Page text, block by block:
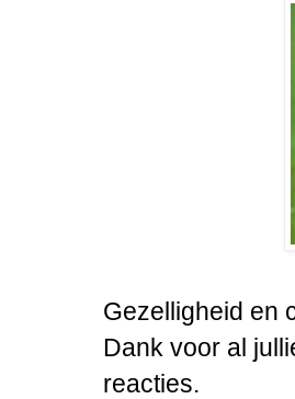
Gezelligheid en
Dank voor al
reacties.